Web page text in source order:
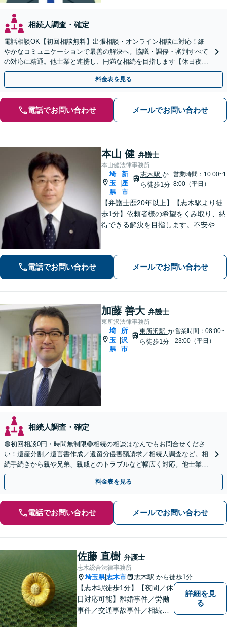
相続人調査・確定
電話相談OK【初回相談無料】出張相談・オンライン相談に対応！細
やかなコミュニケーションで最善の解決へ。協議・調停・審判すべて
の対応に精通。他士業と連携し、円満な相続を目指します【休日夜間
対応】【上福岡駅8分】生前対策もお任せください
料金表を見る
電話でお問い合わせ メールでお問い合わせ
本山 健 弁護士
本山健法律事務所
埼
玉
県
新
座
市
志木駅 か
ら徒歩1分
営業時間：10:00~1
8:00（平日）
【弁護士歴20年以上】【志木駅より徒
歩1分】依頼者様の希望をくみ取り、納
得できる解決を目指します。不安や疑
事件／何でも遠慮せずご相談ください
【初回面談無料（30分まで）】
電話でお問い合わせ メールでお問い合わせ
加藤 善大 弁護士
東所沢法律事務所
埼
玉
県
所
沢
市
東所沢駅 か
ら徒歩1分
営業時間：08:00~
23:00（平日）
相続人調査・確定
🟢初回相談0円・時間無制限🟢相続の相談はなんでもお問合せくださ
い！遺産分割／遺言書作成／遺留分侵害額請求／相続人調査など。相
続手続きから親や兄弟、親戚とのトラブルなど幅広く対応。他士業と
も連携可能です【出張相談可】【東所沢駅30秒】
料金表を見る
電話でお問い合わせ メールでお問い合わせ
佐藤 直樹 弁護士
志木総合法律事務所
埼玉県|志木市 志木駅 から徒歩1分
【志木駅徒歩1分】【夜間／休
日対応可能】離婚事件／労働
事件／交通事故事件／相続事
詳細を見
る